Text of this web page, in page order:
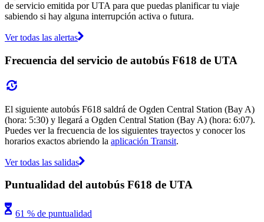
de servicio emitida por UTA para que puedas planificar tu viaje
sabiendo si hay alguna interrupción activa o futura.
Ver todas las alertas
Frecuencia del servicio de autobús F618 de UTA
El siguiente autobús F618 saldrá de Ogden Central Station (Bay A)
(hora: 5:30) y llegará a Ogden Central Station (Bay A) (hora: 6:07).
Puedes ver la frecuencia de los siguientes trayectos y conocer los
horarios exactos abriendo la aplicación Transit.
Ver todas las salidas
Puntualidad del autobús F618 de UTA
61 % de puntualidad